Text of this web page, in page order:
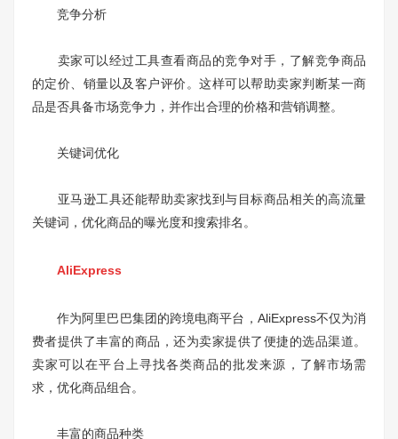
竞争分析
卖家可以经过工具查看商品的竞争对手，了解竞争商品
的定价、销量以及客户评价。这样可以帮助卖家判断某一商
品是否具备市场竞争力，并作出合理的价格和营销调整。
关键词优化
亚马逊工具还能帮助卖家找到与目标商品相关的高流量
关键词，优化商品的曝光度和搜索排名。
AliExpress
作为阿里巴巴集团的跨境电商平台，AliExpress不仅为消
费者提供了丰富的商品，还为卖家提供了便捷的选品渠道。
卖家可以在平台上寻找各类商品的批发来源，了解市场需
求，优化商品组合。
丰富的商品种类